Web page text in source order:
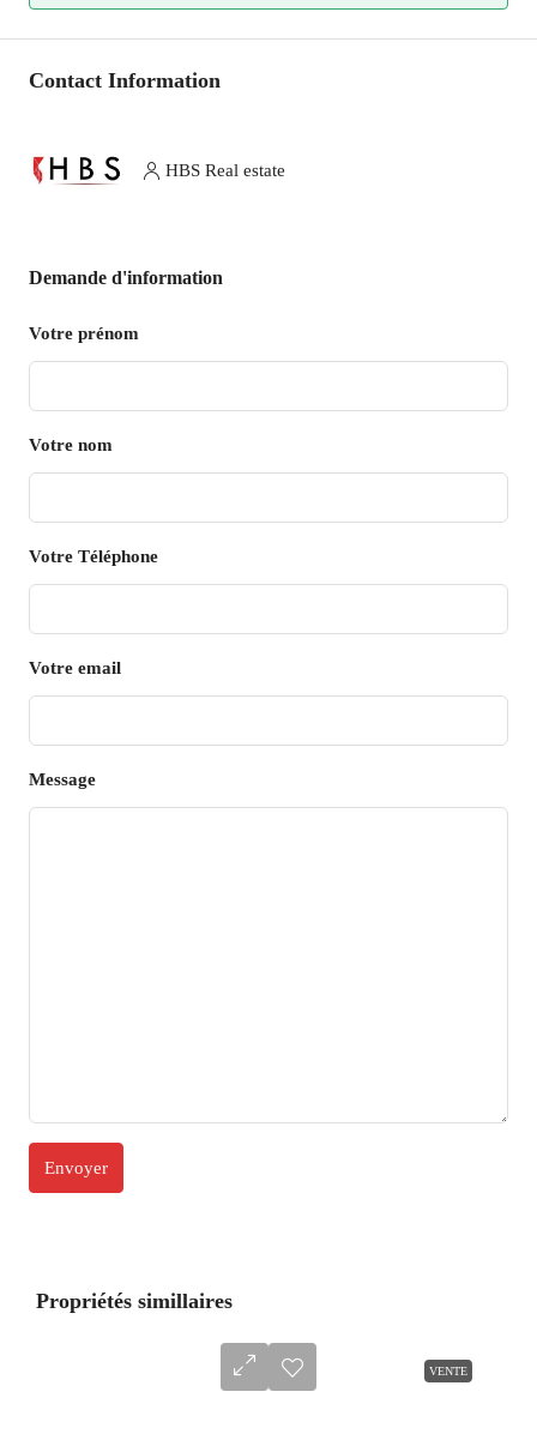
Contact Information
HBS Real estate
Demande d'information
Votre prénom
Votre nom
Votre Téléphone
Votre email
Message
Propriétés simillaires
VENTE